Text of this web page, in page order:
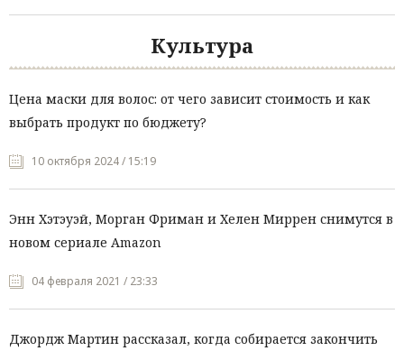
Культура
Цена маски для волос: от чего зависит стоимость и как
выбрать продукт по бюджету?
10 октября 2024 / 15:19
Энн Хэтэуэй, Морган Фриман и Хелен Миррен снимутся в
новом сериале Amazon
04 февраля 2021 / 23:33
Джордж Мартин рассказал, когда собирается закончить